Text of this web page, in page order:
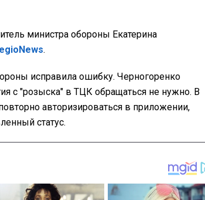
министра обороны Екатерина
.
исправила ошибку. Черногоренко
с "розыска" в ТЦК обращаться не нужно. В
авторизироваться в приложении,
статус.